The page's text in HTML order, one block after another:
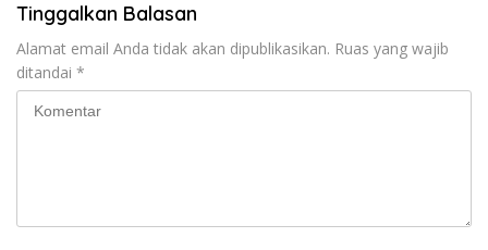
Tinggalkan Balasan
Alamat email Anda tidak akan dipublikasikan. Ruas yang wajib
ditandai *